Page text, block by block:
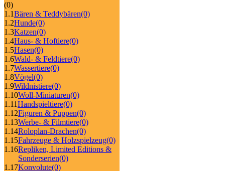
(0)
1.1Bären & Teddybären(0)
1.2Hunde(0)
1.3Katzen(0)
1.4Haus- & Hoftiere(0)
1.5Hasen(0)
1.6Wald- & Feldtiere(0)
1.7Wassertiere(0)
1.8Vögel(0)
1.9Wildnistiere(0)
1.10Woll-Miniaturen(0)
1.11Handspieltiere(0)
1.12Figuren & Puppen(0)
1.13Werbe- & Filmtiere(0)
1.14Roloplan-Drachen(0)
1.15Fahrzeuge & Holzspielzeug(0)
1.16Repliken, Limited Editions &
Sonderserien(0)
1.17Konvolute(0)